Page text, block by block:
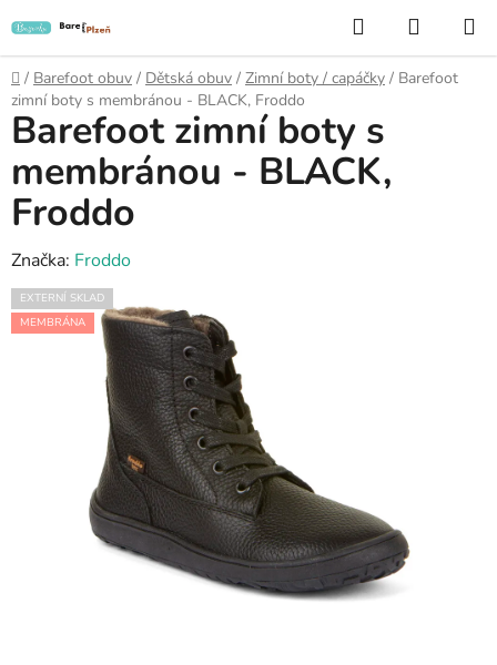
na
obsah
Hledat
KOŠÍK
Domů
/ Barefoot obuv / Dětská obuv / Zimní boty / capáčky / Barefoot
zimní boty s membránou - BLACK, Froddo
Barefoot zimní boty s
membránou - BLACK,
Froddo
Značka: Froddo
EXTERNÍ SKLAD
MEMBRÁNA